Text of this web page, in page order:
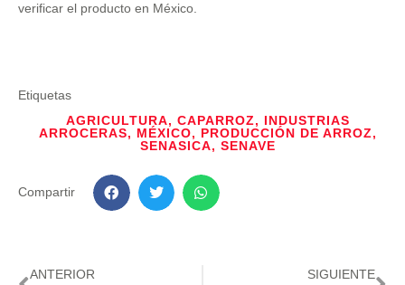
verificar el producto en México.
Etiquetas
AGRICULTURA, CAPARROZ, INDUSTRIAS
ARROCERAS, MÉXICO, PRODUCCIÓN DE ARROZ,
SENASICA, SENAVE
Compartir
ANTERIOR SIGUIENTE